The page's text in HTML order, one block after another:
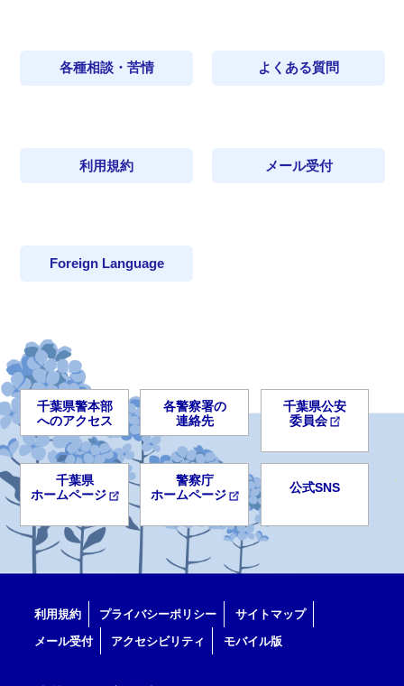
各種相談・苦情 よくある質問
利用規約 メール受付
Foreign Language
千葉県警本部
へのアクセス
各警察署の
連絡先
千葉県公安
委員会
千葉県
ホームページ
警察庁
ホームページ
公式SNS
利用規約 プライバシーポリシー
サイトマップ
メール受付
アクセシビリティ モバイル版